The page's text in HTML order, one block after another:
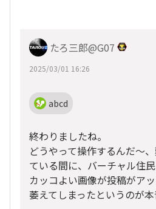
たろ三郎@G07
2025/03/01 16:26
abcd
終わりましたね。
どうやって操作するんだ〜
ている間に、バーチャル住
カッコよい画像が投稿がア
萎えてしまったというのが本